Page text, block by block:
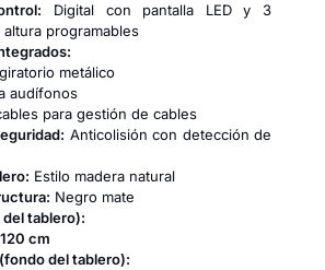
Digital con pantalla LED y 3
altura programables
metálico
audífonos
para gestión de cables
Anticolisión con detección de
Estilo madera natural
Negro mate
tablero):
120 cm
del tablero):